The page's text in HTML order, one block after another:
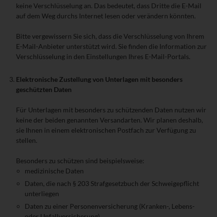
keine Verschlüsselung an. Das bedeutet, dass Dritte die E-Mail
auf dem Weg durchs Internet lesen oder verändern könnten.
Bitte vergewissern Sie sich, dass die Verschlüsselung von Ihrem
E-Mail-Anbieter unterstützt wird. Sie finden die Information zur
Verschlüsselung in den Einstellungen Ihres E-Mail-Portals.
Elektronische Zustellung von Unterlagen mit besonders
geschützten Daten
Für Unterlagen mit besonders zu schützenden Daten nutzen wir
keine der beiden genannten Versandarten. Wir planen deshalb,
sie Ihnen in einem elektronischen Postfach zur Verfügung zu
stellen.
Besonders zu schützen sind beispielsweise:
medizinische Daten
Daten, die nach § 203 Strafgesetzbuch der Schweigepflicht
unterliegen
Daten zu einer Personenversicherung (Kranken-, Lebens-